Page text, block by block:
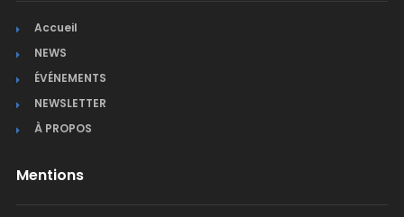
Accueil
NEWS
ÉVÉNEMENTS
NEWSLETTER
À PROPOS
Mentions